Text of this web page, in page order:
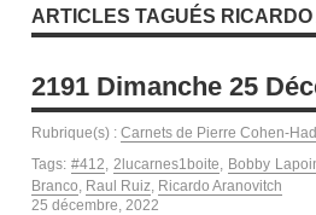
ARTICLES TAGUÉS
2191 Dimanche 25
Rubrique(s) : Carnets de Pierre Cohen-
Tags:#412,2lucarnes1boite, Bobby
Branco, Raul Ruiz, Ricardo Aranovitch
25 décembre, 2022